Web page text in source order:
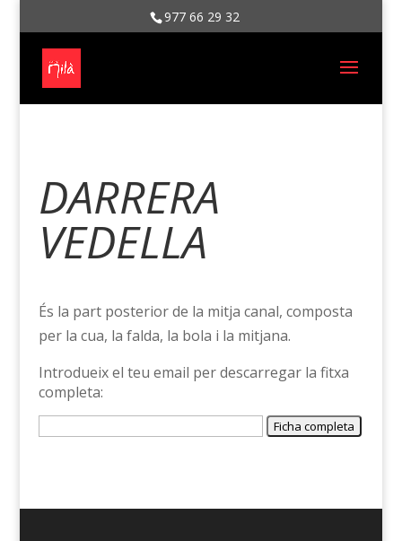
977 66 29 32
DARRERA
VEDELLA
És la part posterior de la mitja canal, composta
per la cua, la falda, la bola i la mitjana.
Introdueix el teu email per descarregar la fitxa
completa: